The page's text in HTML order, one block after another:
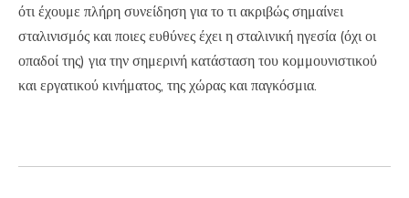
ότι έχουμε πλήρη συνείδηση για το τι ακριβώς σημαίνει
σταλινισμός και ποιες ευθύνες έχει η σταλινική ηγεσία (όχι οι
οπαδοί της) για την σημερινή κατάσταση του κομμουνιστικού
και εργατικού κινήματος, της χώρας και παγκόσμια.